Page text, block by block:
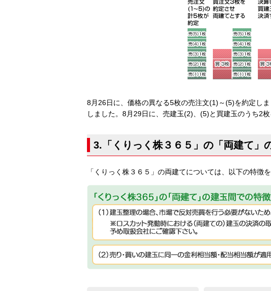
8月26日に、価格の異なる5枚の売注文(1)～(5)を約定し
しました。8月29日に、売建玉(2)、(5)と買建玉のうち2枚
3.「くりっく株３６５」の「両建て」
「くりっく株３６５」の両建てについては、以下の特徴